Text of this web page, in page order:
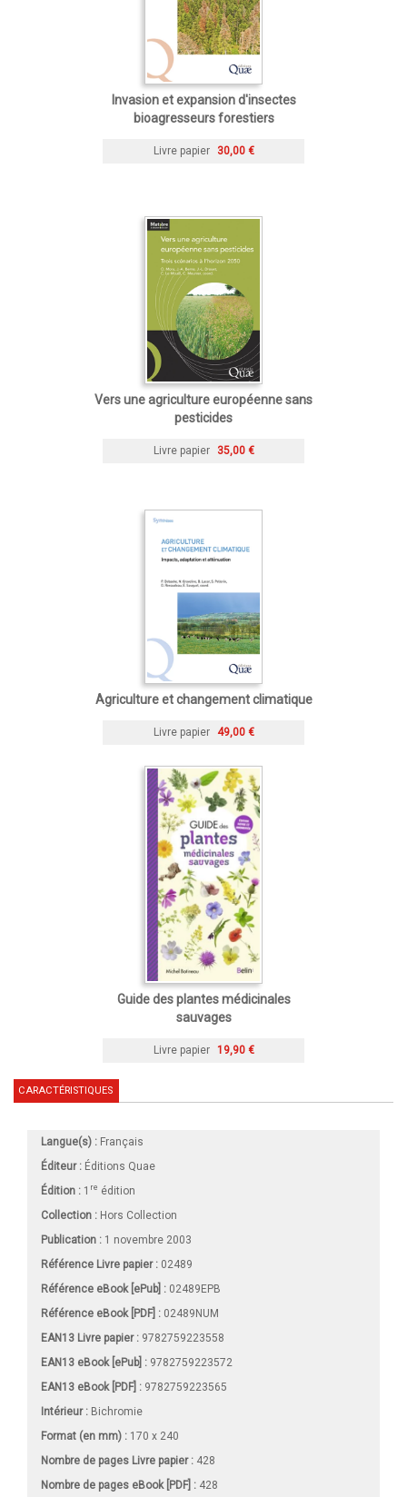
Invasion et expansion d'insectes
bioagresseurs forestiers
Livre papier 30,00 €
Vers une agriculture européenne sans
pesticides
Livre papier 35,00 €
Agriculture et changement climatique
Livre papier 49,00 €
Guide des plantes médicinales
sauvages
Livre papier 19,90 €
CARACTÉRISTIQUES
Langue(s) : Français
Éditeur : Éditions Quae
Édition : 1 re édition
Collection : Hors Collection
Publication : 1 novembre 2003
Référence Livre papier : 02489
Référence eBook [ePub] : 02489EPB
Référence eBook [PDF] : 02489NUM
EAN13 Livre papier : 9782759223558
EAN13 eBook [ePub] : 9782759223572
EAN13 eBook [PDF] : 9782759223565
Intérieur : Bichromie
Format (en mm) : 170 x 240
Nombre de pages Livre papier: 428
Nombre de pages eBook [PDF] : 428